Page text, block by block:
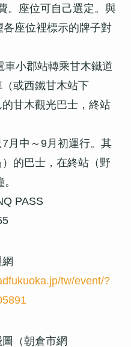
。座位可自己選定。與
座位裡標示的牌子對
小郡站轉乘甘木鐵道
或西鐵甘木站下
甘木觀光巴士，終站
月中～9月初運行。其
的巴士，在終站（野
PASS
tw/event/?
（朝倉市網